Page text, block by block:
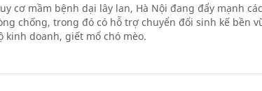
cơ mầm bệnh dại lây lan, Hà Nội đang đẩy mạnh
chống, trong đó có hỗ trợ chuyển đổi sinh kế bền
kinh doanh, giết mổ chó mèo.